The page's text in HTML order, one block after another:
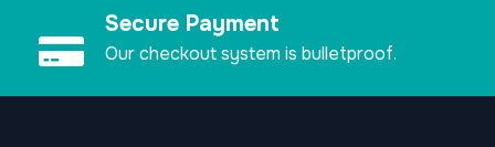
Secure Payment
Our checkout system is bulletproof.